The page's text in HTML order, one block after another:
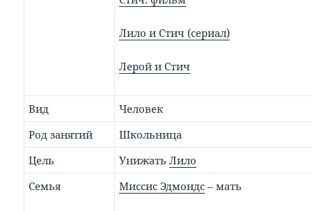
Лило и Стич (сериал)
Лерой и Стич
Вид
Человек
Род занятий
Школьница
Цель
УнижатьЛило
Семья
Миссис Эдмондс – мать